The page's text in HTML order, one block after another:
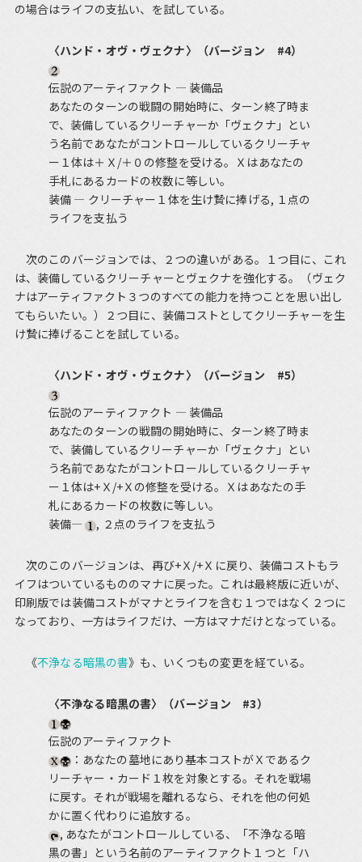
の場合はライフの支払い、を試している。
〈ハンド・オヴ・ヴェクナ〉（バージョン #4）
伝説のアーティファクト ― 装備品
あなたのターンの戦闘の開始時に、ターン終了時ま
で、装備しているクリーチャーか「ヴェクナ」とい
う名前であなたがコントロールしているクリーチャ
ー１体は＋Ｘ/＋０の修整を受ける。Ｘはあなたの
手札にあるカードの枚数に等しい。
装備 ― クリーチャー１体を生け贄に捧げる, １点の
ライフを支払う
次のこのバージョンでは、２つの違いがある。１つ目に、これ
は、装備しているクリーチャーとヴェクナを強化する。（ヴェク
ナはアーティファクト３つのすべての能力を持つことを思い出し
てもらいたい。）２つ目に、装備コストとしてクリーチャーを生
け贄に捧げることを試している。
〈ハンド・オヴ・ヴェクナ〉（バージョン #5）
伝説のアーティファクト ― 装備品
あなたのターンの戦闘の開始時に、ターン終了時ま
で、装備しているクリーチャーか「ヴェクナ」とい
う名前であなたがコントロールしているクリーチャ
ー１体は+Ｘ/+Ｘの修整を受ける。Ｘはあなたの手
札にあるカードの枚数に等しい。
装備―
, ２点のライフを支払う
次のこのバージョンは、再び+Ｘ/+Ｘに戻り、装備コストもラ
イフはついているもののマナに戻った。これは最終版に近いが、
印刷版では装備コストがマナとライフを含む１つではなく２つに
なっており、一方はライフだけ、一方はマナだけとなっている。
《不浄なる暗黒の書》も、いくつもの変更を経ている。
〈不浄なる暗黒の書〉（バージョン #3）
伝説のアーティファクト
：あなたの墓地にあり基本コストがＸであるク
リーチャー・カード１枚を対象とする。それを戦場
に戻す。それが戦場を離れるなら、それを他の何処
かに置く代わりに追放する。
, あなたがコントロールしている、「不浄なる暗
黒の書」という名前のアーティファクト１つと「ハ